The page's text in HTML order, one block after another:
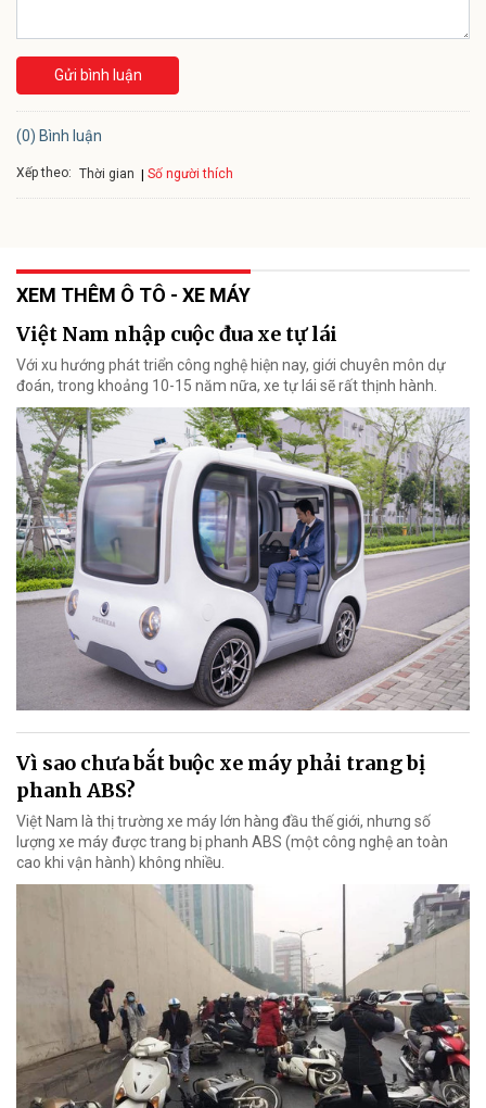
Gửi bình luận
(0) Bình luận
Xếp theo: Thời gian Số người thích
XEM THÊM Ô TÔ - XE MÁY
Việt Nam nhập cuộc đua xe tự lái
Với xu hướng phát triển công nghệ hiện nay, giới chuyên môn dự
đoán, trong khoảng 10-15 năm nữa, xe tự lái sẽ rất thịnh hành.
Vì sao chưa bắt buộc xe máy phải trang bị
phanh ABS?
Việt Nam là thị trường xe máy lớn hàng đầu thế giới, nhưng số
lượng xe máy được trang bị phanh ABS (một công nghệ an toàn
cao khi vận hành) không nhiều.